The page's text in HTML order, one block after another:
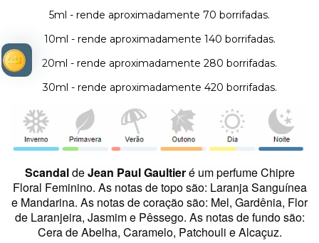
5ml - rende aproximadamente 70 borrifadas.
10ml - rende aproximadamente 140 borrifadas.
20ml - rende aproximadamente 280 borrifadas.
30ml - rende aproximadamente 420 borrifadas.
ScandaldeJean Paul Gaultieré um perfume Chipre
Floral Feminino. As notas de topo são: Laranja Sanguínea
e Mandarina. As notas de coração são: Mel, Gardênia, Flor
de Laranjeira, Jasmim e Pêssego. As notas de fundo são:
Cera de Abelha, Caramelo, Patchouli e Alcaçuz.